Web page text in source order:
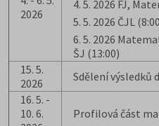
2026
4. 5. 2026 FJ,
5. 5. 2026 ČJL
6. 5. 2026
ŠJ (13:00)
15. 5.
2026
Sdělení
16. 5. -
10. 6.
Profilová část